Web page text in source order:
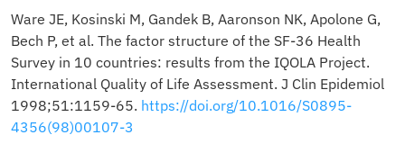
Ware JE, Kosinski M, Gandek B, Aaronson NK, Apolone G,
Bech P, et al. The factor structure of the SF-36 Health
Survey in 10 countries: results from the IQOLA Project.
International Quality of Life Assessment. J Clin Epidemiol
1998;51:1159-65. https://doi.org/10.1016/S0895-
4356(98)00107-3